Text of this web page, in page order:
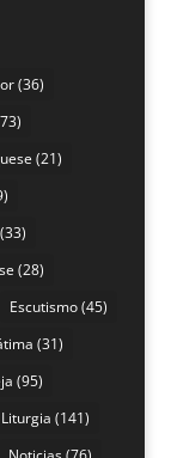
(36)
(21)
(33)
(28)
Escutismo(45)
(31)
(95)
Liturgia (141)